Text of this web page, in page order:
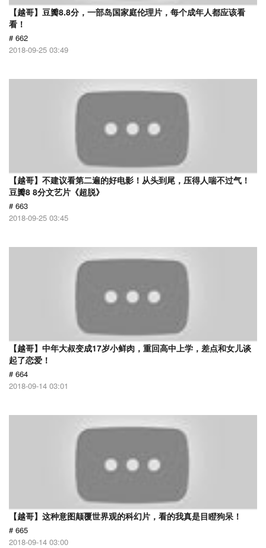
【越哥】豆瓣8.8分，一部岛国家庭伦理片，每个成年人都应该看
看！
# 662
2018-09-25 03:49
【越哥】不建议看第二遍的好电影！从头到尾，压得人喘不过气！
豆瓣8 8分文艺片《超脱》
# 663
2018-09-25 03:45
【越哥】中年大叔变成17岁小鲜肉，重回高中上学，差点和女儿谈
起了恋爱！
# 664
2018-09-14 03:01
【越哥】这种意图颠覆世界观的科幻片，看的我真是目瞪狗呆！
# 665
2018-09-14 03:00